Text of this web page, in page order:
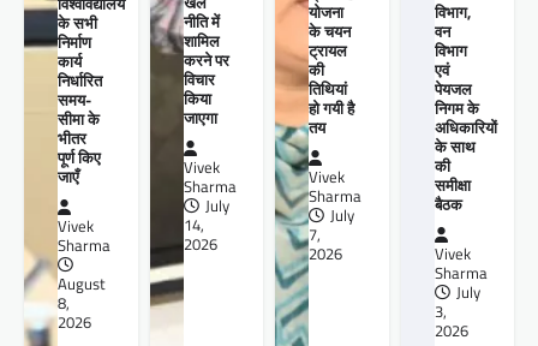
के सभी
निर्माण
कार्य
निर्धारित
समय-
सीमा के
भीतर
पूर्ण किए
जाएँ
Vivek
Sharma
August
8,
2026
नीति में
शामिल
करने पर
विचार
किया
जाएगा
Vivek
Sharma
July
14,
2026
योजना
के चयन
ट्रायल
की
तिथियां
हो गयी है
तय
Vivek
Sharma
July
7,
2026
विभाग,
वन
विभाग
एवं
पेयजल
निगम के
अधिकारियों
के साथ
की
समीक्षा
बैठक
Vivek
Sharma
July
3,
2026